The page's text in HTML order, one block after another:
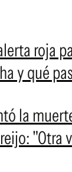
roja
y qué
la
"Otra